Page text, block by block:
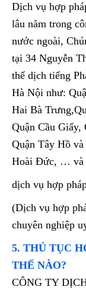
Dịch vụ hợp
lâu năm trong
nước ngoài,
tại 34 Nguyễn
thể dịch tiếng
Hà Nội như:
Hai Bà
Quận Cầu
Quận Tây Hồ
Hoài Đức, … và
dịch vụ hợp
(Dịch vụ hợp
chuyên nghiệp
5. THỦ TỤC
THẾ NÀO?
CÔNG TY